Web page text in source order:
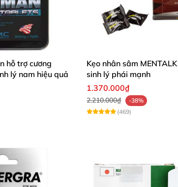
nam dạng bọt
tinh chất bạc hà Shell
và giúp chàng có một mùi hương
hỗ trợ cương
lý nam hiệu quả
Kẹo nhân sâm
sinh lý phái mạnh
1.370.000₫
2.210.000₫
-38%
(469)